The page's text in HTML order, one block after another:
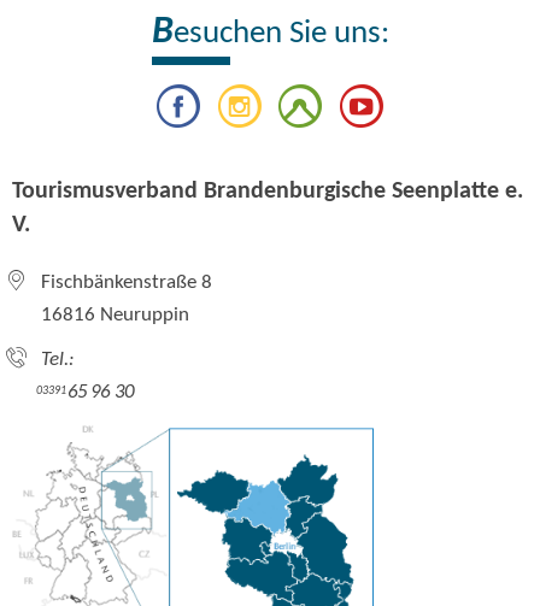
Besuchen Sie uns:
Tourismusverband Brandenburgische Seenplatte e.
V.
Fischbänkenstraße 8
16816 Neuruppin
Tel.:
0339165 96 30